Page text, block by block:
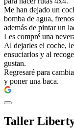
Me han dejado un
bomba de agua,
además de pintar un
Les compré una
Al dejarles el coche,
ensuciarlos y al
gustan.
Regresaré para
y poner una baca.
Taller